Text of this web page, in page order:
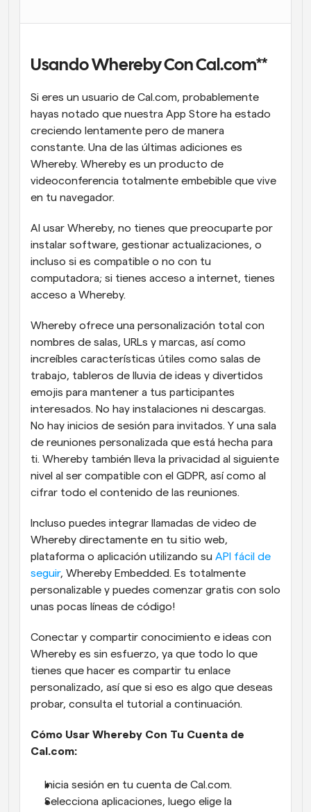
impulsadas por IA
Flujos de trabajo
Blog
actualizaciones
Reuniones Instantáneas
Reúnete con clientes en minutos
Enlaces de Grupo Dinámico
Reserva reuniones de forma fluida con varias personas
Webhooks
Recibe notificaciones cuando ocurra algo
Usando Whereby Con Cal.com**
Si eres un usuario de Cal.com, probablemente
hayas notado que nuestra App Store ha estado
creciendo lentamente pero de manera
constante. Una de las últimas adiciones es
Whereby. Whereby es un producto de
videoconferencia totalmente embebible que vive
en tu navegador.
Al usar Whereby, no tienes que preocuparte por
instalar software, gestionar actualizaciones, o
incluso si es compatible o no con tu
computadora; si tienes acceso a internet, tienes
acceso a Whereby.
Whereby ofrece una personalización total con
nombres de salas, URLs y marcas, así como
increíbles características útiles como salas de
trabajo, tableros de lluvia de ideas y divertidos
emojis para mantener a tus participantes
interesados. No hay instalaciones ni descargas.
No hay inicios de sesión para invitados. Y una sala
de reuniones personalizada que está hecha para
ti. Whereby también lleva la privacidad al siguiente
nivel al ser compatible con el GDPR, así como al
cifrar todo el contenido de las reuniones.
Incluso puedes integrar llamadas de video de
Whereby directamente en tu sitio web,
plataforma o aplicación utilizando su API fácil de
seguir, Whereby Embedded. Es totalmente
personalizable y puedes comenzar gratis con solo
unas pocas líneas de código!
Conectar y compartir conocimiento e ideas con
Whereby es sin esfuerzo, ya que todo lo que
tienes que hacer es compartir tu enlace
personalizado, así que si eso es algo que deseas
probar, consulta el tutorial a continuación.
Cómo Usar Whereby Con Tu Cuenta de
Cal.com:
Inicia sesión en tu cuenta de Cal.com.
Selecciona aplicaciones, luego elige la